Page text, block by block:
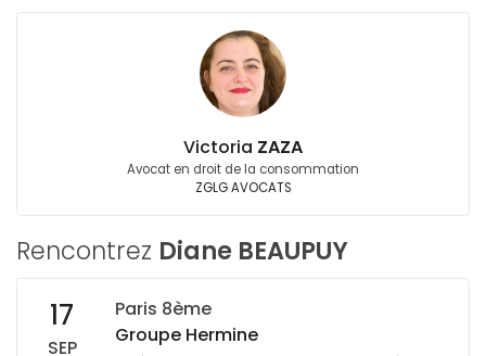
Victoria ZAZA
Avocat en droit de la consommation
ZGLG AVOCATS
Rencontrez Diane BEAUPUY
17
SEP
Paris 8ème
Groupe Hermine